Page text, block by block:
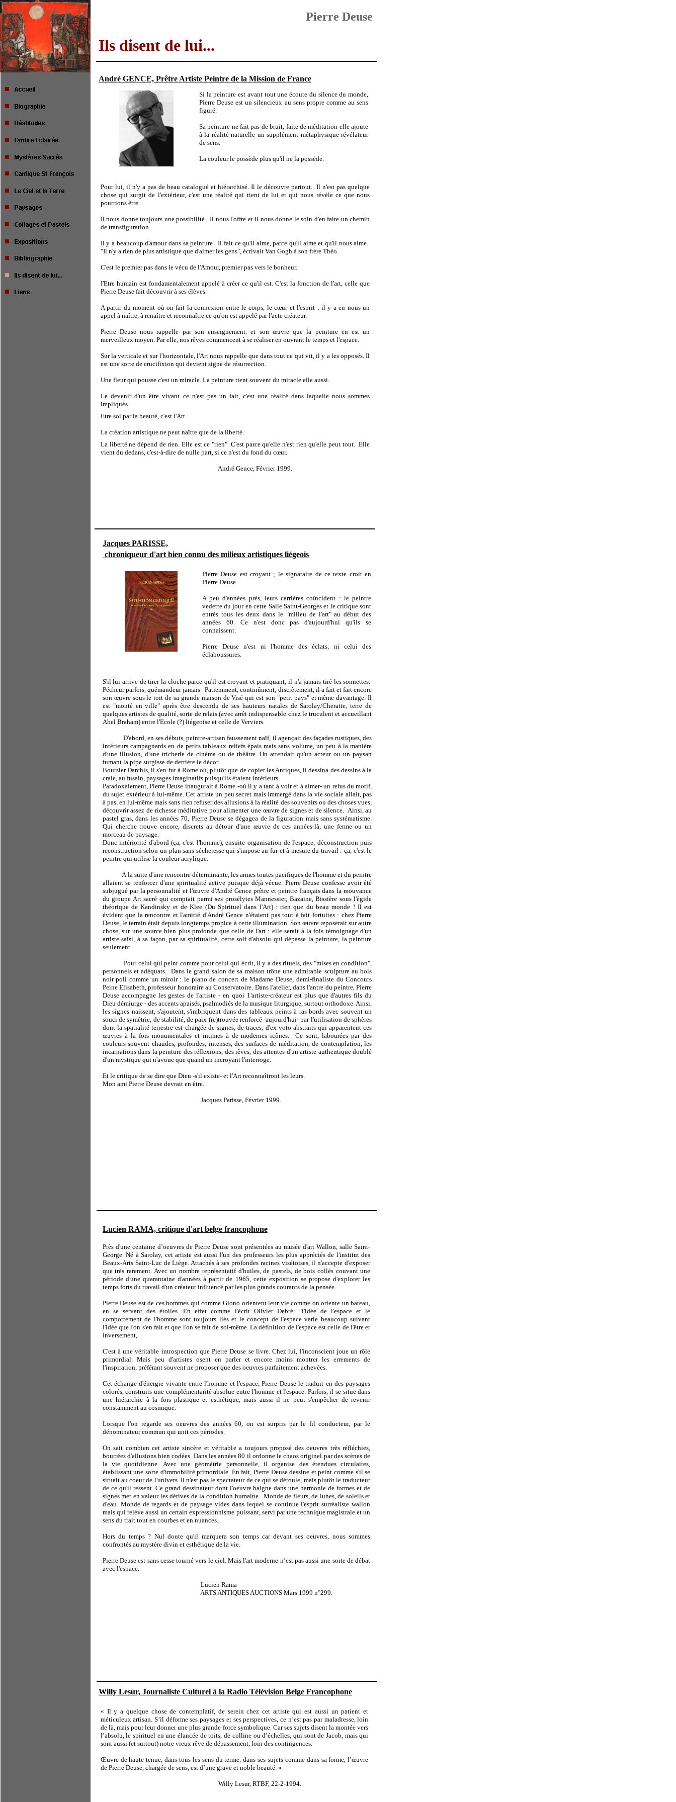
Ils disent de lui...
Pour lui, il n'y a pas de beau catalogué et hiérarchisé. Il le découvre partout.
Il n'est pas quelque
chose qui surgit de l'extérieur, c'est une réalité qui tient de lui et qui nous révèle ce que nous
pourrions être.
Il nous donne toujours une possibilité.
Il nous l'offre et il nous donne le soin d'en faire un chemin
de transfiguration.
Il y a beaucoup d'amour dans sa peinture.
Il fait ce qu'il aime, parce qu'il aime et qu'il nous aime.
"Il n'y a rien de plus artistique que d'aimer les gens", écrivait Van Gogh à son frère Théo.
C'est le premier pas dans le vécu de l'Amour, premier pas vers le bonheur.
I'Etre humain est fondamentalement appelé à créer ce qu'il est. C'est la fonction de l'art, celle que
Pierre Deuse fait découvrir à ses élèves.
A partir du moment où on fait la connexion entre le corps, le cœur et l'esprit ; il y a en nous un
appel à naître, à renaître et reconnaître ce qu'on est appelé par l'acte créateur.
Pierre Deuse nous rappelle par son enseignement. et son œuvre que la peinture en est un
merveilleux moyen. Par elle, nos rêves commencent à se réaliser en ouvrant le temps et l'espace.
Sur la verticale et sur l'horizontale, l'Art nous rappelle que dans tout ce qui vit, il y a les opposés. Il
est une sorte de crucifixion qui devient signe de résurrection.
Une fleur qui pousse c'est un miracle. La peinture tient souvent du miracle elle aussi.
Le devenir d'un être vivant ce n'est pas un fait, c'est une réalité dans laquelle nous sommes
impliqués.
Etre soi par la beauté, c'est l'Art.
La création artistique ne peut naître que de la liberté.
La liberté ne dépend de rien. Elle est ce "rien". C'est parce qu'elle n'est rien qu'elle peut tout.
Elle
vient du dedans, c'est-à-dire de nulle part, si ce n'est du fond du cœur.
André Gence, Février 1999.
Pierre Deuse
Si la peinture est avant tout une écoute du silence du monde,
Pierre Deuse est un silencieux au sens propre comme au sens
figuré.
Sa peinture ne fait pas de bruit, faite de méditation elle ajoute
à la réalité naturelle un supplément métaphysique révélateur
de sens.
La couleur le possède plus qu'il ne la possède.
S'il lui arrive de tirer la cloche parce qu'il est croyant et pratiquant, il n'a jamais tiré les sonnettes.
Pécheur parfois, quémandeur jamais.
Patiemment, continûment, discrètement, il a fait et fait encore
son œuvre sous le toit de sa grande maison de Visé qui est son "petit pays" et même davantage. Il
est "monté en ville" après être descendu de ses hauteurs natales de Sarolay/Cheratte, terre de
quelques artistes de qualité, sorte de relais (avec arrêt indispensable chez le truculent et accueillant
Abel Braham) entre l'Ecole (?) liégeoise et celle de Verviers.
D'abord, en ses débuts, peintre-artisan faussement naïf, il agençait des façades rustiques, des
intérieurs campagnards en de petits tableaux reliefs épais mais sans volume, un peu à la manière
d'une illusion, d'une tricherie de cinéma ou de théâtre. On attendait qu'un acteur ou un paysan
fumant la pipe surgisse de derrière le décor.
Boursier Darchis, il s'en fut à Rome où, plutôt que de copier les Antiques, il dessina des dessins à la
craie, au fusain, paysages imaginatifs puisqu'ils étaient intérieurs.
Paradoxalement, Pierre Deuse inaugurait à Rome -où il y a tant à voir et à aimer- un refus du motif,
du sujet extérieur à lui-même. Cet artiste un peu secret mais immergé dans la vie sociale allait, pas
à pas, en lui-même mais sans rien refuser des allusions à la réalité des souvenirs ou des choses vues,
découvrir assez de richesse méditative pour alimenter une œuvre de signes et de silence.
Ainsi, au
pastel gras, dans les années 70, Pierre Deuse se dégagea de la figuration mais sans systématisme.
Qui cherche trouve encore, discrets au détour d'une œuvre de ces années-là, une ferme ou un
morceau de paysage.
Donc intériorité d'abord (ça, c'est l'homme), ensuite organisation de l'espace, déconstruction puis
reconstruction selon un plan sans sécheresse qui s'impose au fur et à mesure du travail : ça, c'est le
peintre qui utilise la couleur acrylique.
A la suite d'une rencontre déterminante, les armes toutes pacifiques de l'homme et du peintre
allaient se renforcer d'une spiritualité active puisque déjà vécue. Pierre Deuse confesse avoir été
subjugué par la personnalité et l'œuvre d'André Gence prêtre et peintre français dans la mouvance
du groupe Art sacré qui comptait parmi ses prosélytes Mannessier, Bazaine, Bissière sous l'égide
théorique de Kandinsky et de Klee (Du Spirituel dans l'Art) : rien que du beau monde ! Il est
évident que la rencontre et l'amitié d'André Gence n'étaient pas tout à fait fortuites : chezPierre
Deuse, le terrain était depuis longtemps propice à cette illumination. Son œuvre reposerait sur autre
chose, sur une source bien plus profonde que celle de l'art : elle serait à la fois témoignage d'un
artiste saisi, à sa façon, par sa spiritualité, cette soif d'absolu qui dépasse la peinture, la peinture
seulement.
Pour celui qui peint comme pour celui qui écrit, il y a des rituels, des "mises en condition",
personnels et adéquats.
Dans le grand salon de sa maison trône une admirable sculpture au bois
noir poli comme un miroir : le piano de concert de Madame Deuse, demi-finaliste du Concours
Peine Elisabeth, professeur honoraire au Conservatoire. Dans l'atelier, dans l'antre du peintre, Pierre
Deuse accompagne les gestes de l'artiste - en quoi 1'artiste-créateur est plus que d'autres fils du
Dieu démiurge - des accents apaisés, psalmodiés de la musique liturgique, surtout orthodoxe. Ainsi,
les signes naissent, s'ajoutent, s'imbriquent dans des tableaux peints à ras bords avec souvent un
souci de symétrie, de stabilité, de paix (re)trouvéerenforcé -aujourd'hui- par l'utilisation de sphères
dont la spatialité terrestre est chargée de signes, de traces, d'ex-voto abstraits qui apparentent ces
œuvres à la fois monumentales et intimes à de modernes icônes.
Ce sont, labourées par des
couleurs souvent chaudes, profondes, intenses, des surfaces de méditation, de contemplation, les
incarnations dans la peinture des réflexions, des rêves, des attentes d'un artiste authentique doublé
d'un mystique qui n'avoue que quand un incroyant l'interroge.
Et le critique de se dire que Dieu -s'il existe- et l'Art reconnaîtront les leurs.
Mon ami Pierre Deuse devrait en être.
Jacques Parisse, Février 1999.
Pierre Deuse est croyant ; le signataire de ce texte croit en
Pierre Deuse.
A peu d'années près, leurs carrières coïncident : le peintre
vedette du jour en cette Salle Saint-Georges et le critique sont
entrés tous les deux dans le "milieu de l'art" au début des
années 60.
Ce n'est donc pas d'aujourd'hui qu'ils se
connaissent.
Pierre Deuse n'est ni l'homme des éclats, ni celui des
éclaboussures.
André GENCE, Prêtre Artiste Peintre de la Mission de France
Jacques PARISSE,
chroniqueur d'art bien connu des milieux artistiques liégeois
Près d'une centaine d’oeuvres de Pierre Deuse sont présentées au musée d'art Wallon, salle Saint-
George. Né à Sarolay, cet artiste est aussi l'un des professeurs les plus appréciés de l'institut des
Beaux-Arts Saint-Luc de Liège. Attachés à ses profondes racines visétoises, il n'accepte d'exposer
que très rarement. Avec un nombre représentatif d'huiles, de pastels, de bois collés couvant une
période d'une quarantaine d'années à partir de 1965, cette exposition se propose d'explorer les
temps forts du travail d'un créateur influencé par les plus grands courants de la pensée.
Pierre Deuse est de ces hommes qui comme Giono orientent leur vie comme on oriente un bateau,
en se servant des étoiles. En effet comme l'écrit Olivier Debré: "l'idée de l'espace et le
comportement de l'homme sont toujours liés et le concept de l'espace varie beaucoup suivant
l'idée que l'on s'en fait et que l'on se fait de soi-même. La définition de l'espace est celle de l'être et
inversement,
C'est à une véritable introspection que Pierre Deuse se livre. Chez lui, l'inconscient joue un rôle
primordial. Mais peu d'artistes osent en parler et encore moins montrer les errements de
l'inspiration, préférant souvent ne proposer que des oeuvres parfaitement achevées.
Cet échange d'énergie vivante entre l'homme et l'espace, Pierre Deuse le traduit en des paysages
colorés, construits une complémentarité absolue entre l'homme et l'espace. Parfois, il se situe dans
une hiérarchie à la fois plastique et esthétique, mais aussi il ne peut s'empêcher de revenir
constamment au cosmique.
Lorsque l'on regarde ses oeuvres des années 60, on est surpris par le fil conducteur, par le
dénominateur commun qui unit ces périodes.
On sait combien cet artiste sincère et véritable a toujours proposé des oeuvres très réfléchies,
bourrées d'allusions bien codées. Dans les années 80 il ordonne le chaos originel par des scènes de
la vie quotidienne. Avec une géométrie personnelle, il organise des étendues circulaires,
établissant une sorte d'immobilité primordiale. En fait, Pierre Deuse dessine et peint comme s'il se
situait au coeur de l'univers. Il n'est pas le spectateur de ce qui se déroule, mais plutôt le traducteur
de ce qu'il ressent. Ce grand dessinateur dont l'oeuvre baigne dans une harmonie de formes et de
signes met en valeur les dérives de la condition humaine. Monde de fleurs, de lunes, de soleils et
d'eau. Monde de regards et de paysage vides dans lequel se continue l'esprit surréaliste wallon
mais qui relève aussi un certain expressionnisme puissant, servi par une technique magistrale et un
sens du trait tout en courbes et en nuances.
Hors du temps ? Nul doute qu'il marquera son temps car devant ses oeuvres, nous sommes
confrontés au mystère divin et esthétique de la vie.
Pierre Deuse est sans cesse tourné vers le ciel. Mais l'art moderne n’est pas aussi une sorte de débat
avec l'espace.
Lucien Rama
ARTS ANTIQUES AUCTIONS Mars 1999 n°299.
Lucien RAMA, critique d'art belge francophone
« Il y a quelque chose de contemplatif, de serein chez cet artiste qui est aussi un patient et
méticuleux artisan. S’il déforme ses paysages et ses perspectives, ce n’est pas par maladresse, loin
de là, mais pour leur donner une plus grande force symbolique. Car ses sujets disent la montée vers
l’absolu, le spirituel en une élancée de toits, de colline ou d’échelles, qui sont de Jacob, mais qui
sont aussi (et surtout) notre vieux rêve de dépassement, loin des contingences.
Œuvre de haute tenue, dans tous les sens du terme, dans ses sujets comme dans sa forme, l’œuvre
de Pierre Deuse, chargée de sens, est d’une grave et noble beauté. »
Willy Lesur, RTBF, 22-2-1994.
Willy Lesur, Journaliste Culturel à la Radio Télévision Belge Francophone